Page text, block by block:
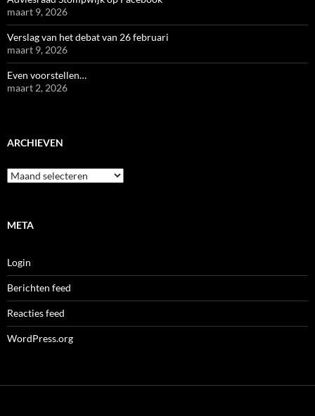
maart 9, 2026
Verslag van het debat van 26 februari
maart 9, 2026
Even voorstellen…
maart 2, 2026
ARCHIEVEN
Archieven
META
Login
Berichten feed
Reacties feed
WordPress.org